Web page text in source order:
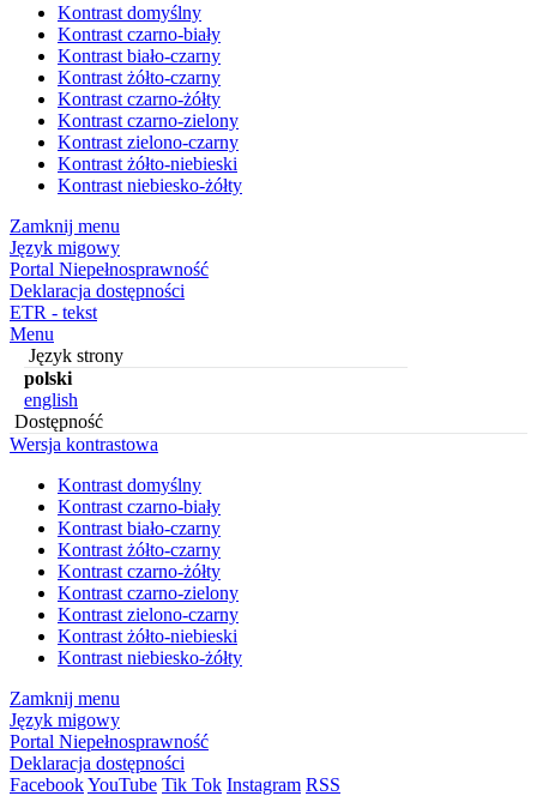
Kontrast domyślny
Kontrast czarno-biały
Kontrast biało-czarny
Kontrast żółto-czarny
Kontrast czarno-żółty
Kontrast czarno-zielony
Kontrast zielono-czarny
Kontrast żółto-niebieski
Kontrast niebiesko-żółty
Zamknij menu
Język migowy
Portal Niepełnosprawność
Deklaracja dostępności
ETR - tekst
Menu
Język strony
polski
english
Dostępność
Wersja kontrastowa
Kontrast domyślny
Kontrast czarno-biały
Kontrast biało-czarny
Kontrast żółto-czarny
Kontrast czarno-żółty
Kontrast czarno-zielony
Kontrast zielono-czarny
Kontrast żółto-niebieski
Kontrast niebiesko-żółty
Zamknij menu
Język migowy
Portal Niepełnosprawność
Deklaracja dostępności
FacebookYouTube Tik Tok Instagram RSS